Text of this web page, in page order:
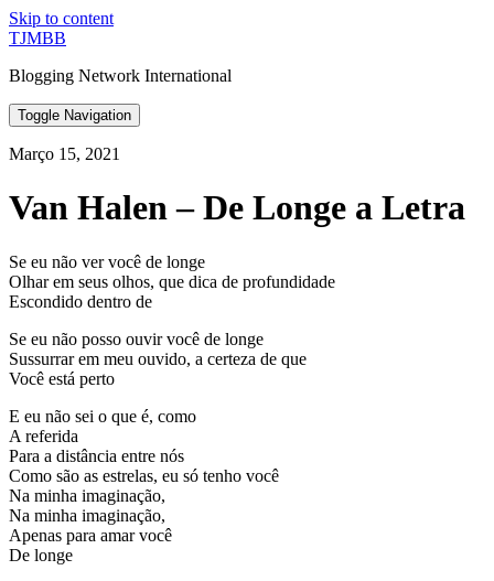
Skip to content
TJMBB
Blogging Network International
Toggle Navigation
Março 15, 2021
Van Halen – De Longe a Letra
Se eu não ver você de longe
Olhar em seus olhos, que dica de profundidade
Escondido dentro de
Se eu não posso ouvir você de longe
Sussurrar em meu ouvido, a certeza de que
Você está perto
E eu não sei o que é, como
A referida
Para a distância entre nós
Como são as estrelas, eu só tenho você
Na minha imaginação,
Na minha imaginação,
Apenas para amar você
De longe